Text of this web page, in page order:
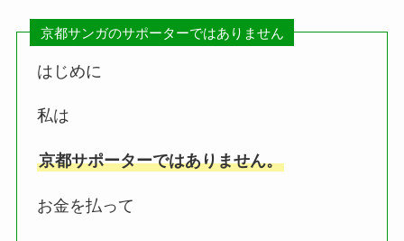
京都サンガのサポーターではありません
はじめに
私は
京都サポーターではありません。
お金を払って